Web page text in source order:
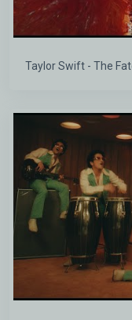
Taylor Swift - The